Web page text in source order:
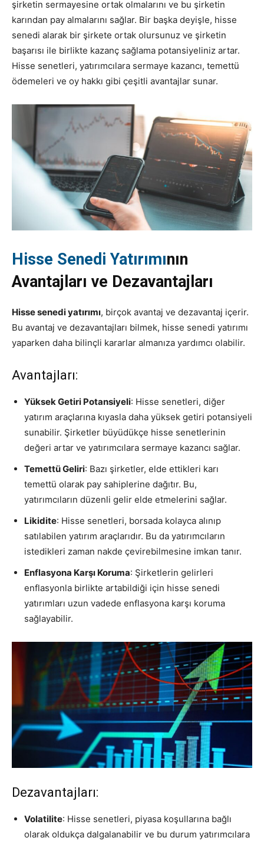
şirketin sermayesine ortak olmalarını ve bu şirketin
karından pay almalarını sağlar. Bir başka deyişle, hisse
senedi alarak bir şirkete ortak olursunuz ve şirketin
başarısı ile birlikte kazanç sağlama potansiyeliniz artar.
Hisse senetleri, yatırımcılara sermaye kazancı, temettü
ödemeleri ve oy hakkı gibi çeşitli avantajlar sunar.
Hisse Senedi Yatırımının
Avantajları ve Dezavantajları
Hisse senedi yatırımı, birçok avantaj ve dezavantaj içerir.
Bu avantaj ve dezavantajları bilmek, hisse senedi yatırımı
yaparken daha bilinçli kararlar almanıza yardımcı olabilir.
Avantajları:
Yüksek Getiri Potansiyeli: Hisse senetleri, diğer
yatırım araçlarına kıyasla daha yüksek getiri potansiyeli
sunabilir. Şirketler büyüdükçe hisse senetlerinin
değeri artar ve yatırımcılara sermaye kazancı sağlar.
Temettü Geliri: Bazı şirketler, elde ettikleri karı
temettü olarak pay sahiplerine dağıtır. Bu,
yatırımcıların düzenli gelir elde etmelerini sağlar.
Likidite: Hisse senetleri, borsada kolayca alınıp
satılabilen yatırım araçlarıdır. Bu da yatırımcıların
istedikleri zaman nakde çevirebilmesine imkan tanır.
Enflasyona Karşı Koruma: Şirketlerin gelirleri
enflasyonla birlikte artabildiği için hisse senedi
yatırımları uzun vadede enflasyona karşı koruma
sağlayabilir.
Dezavantajları:
Volatilite: Hisse senetleri, piyasa koşullarına bağlı
olarak oldukça dalgalanabilir ve bu durum yatırımcılara